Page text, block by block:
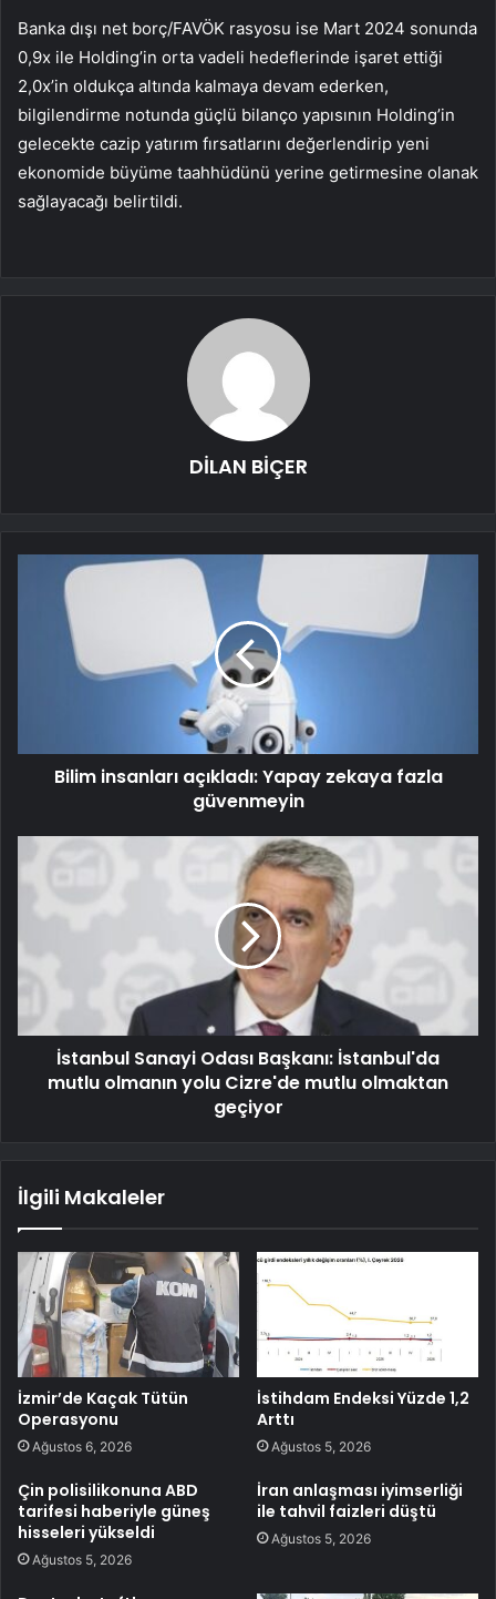
Banka dışı net borç/FAVÖK rasyosu ise Mart 2024 sonunda
0,9x ile Holding’in orta vadeli hedeflerinde işaret ettiği
2,0x’in oldukça altında kalmaya devam ederken,
bilgilendirme notunda güçlü bilanço yapısının Holding’in
gelecekte cazip yatırım fırsatlarını değerlendirip yeni
ekonomide büyüme taahhüdünü yerine getirmesine olanak
sağlayacağı belirtildi.
DİLAN BİÇER
Bilim insanları açıkladı: Yapay zekaya fazla
güvenmeyin
İstanbul Sanayi Odası Başkanı: İstanbul'da
mutlu olmanın yolu Cizre'de mutlu olmaktan
geçiyor
İlgili Makaleler
İzmir’de Kaçak Tütün
Operasyonu
Ağustos 6, 2026
İstihdam Endeksi Yüzde 1,2
Arttı
Ağustos 5, 2026
Çin polisilikonuna ABD
tarifesi haberiyle güneş
hisseleri yükseldi
Ağustos 5, 2026
İran anlaşması iyimserliği
ile tahvil faizleri düştü
Ağustos 5, 2026